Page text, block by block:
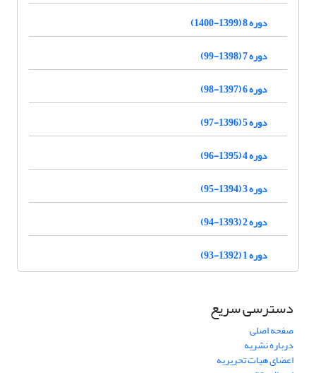
دوره 8 (1399-1400)
دوره 7 (1398-99)
دوره 6 (1397-98)
دوره 5 (1396-97)
دوره 4 (1395-96)
دوره 3 (1394-95)
دوره 2 (1393-94)
دوره 1 (1392-93)
دسترسی سریع
صفحه اصلی
درباره نشریه
اعضای هیات تحریریه